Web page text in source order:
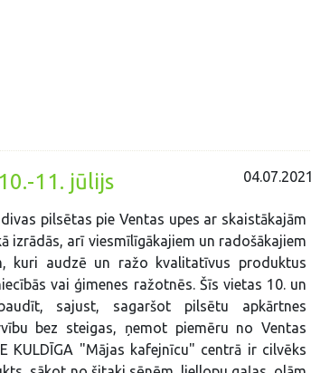
11. jūlijs 04.07.2021
pilsētas pie Ventas upes ar skaistākajām
izrādās, arī viesmīlīgākajiem un radošākajiem
kuri audzē un ražo kvalitatīvus produktus
vai ģimenes ražotnēs. Šīs vietas 10. un
sajust, sagaršot pilsētu apkārtnes
bez steigas, ņemot piemēru no Ventas
KULDĪGA "Mājas kafejnīcu" centrā ir cilvēks